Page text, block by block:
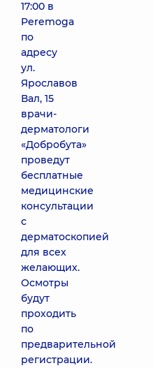
17:00 в
Peremoga
по
адресу
ул.
Ярославов
Вал, 15
врачи-
дерматологи
«Добробута»
проведут
бесплатные
медицинские
консультации
с
дерматоскопией
для всех
желающих.
Осмотры
будут
проходить
по
предварительной
регистрации.